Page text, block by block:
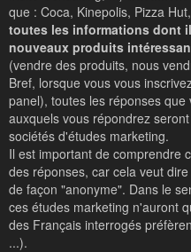
que : Coca, Kinepolis, Pizza
toutes les informations dont
nouveaux produits
(vendre des produits, nous
Bref, lorsque vous vous
panel), toutes les réponses
auxquels vous répondrez
sociétés d'études marketing.
Il est important de comprendre
des réponses, car cela veut
de façon "anonyme". Dans le
ces études marketing n'auront
des Français interrogés
...).